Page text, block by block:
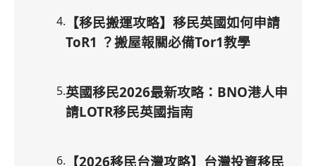
4.
【移民搬運攻略】移民英國如何申請
ToR1 ？搬屋報關必備Tor1教學
5.英國移民2026最新攻略：BNO港人申
請LOTR移民英國指南
6. 【2026移民台灣攻略】台灣投資移民